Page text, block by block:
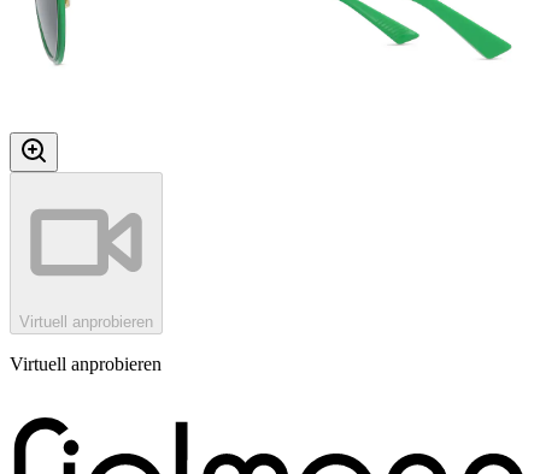
Virtuell anprobieren
Virtuell anprobieren